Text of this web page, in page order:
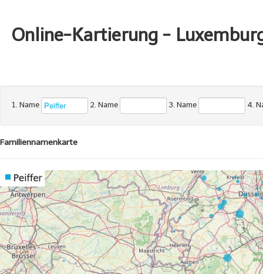
Online-Kartierung -
1. Name 2. Name 3. Name 4.
Familiennamenkarte